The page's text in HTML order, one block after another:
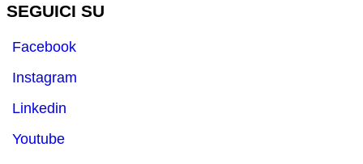
SEGUICI SU
Facebook
Instagram
Linkedin
Youtube